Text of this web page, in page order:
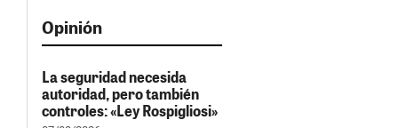
Opinión
La seguridad necesida
autoridad, pero también
controles: «Ley Rospigliosi»